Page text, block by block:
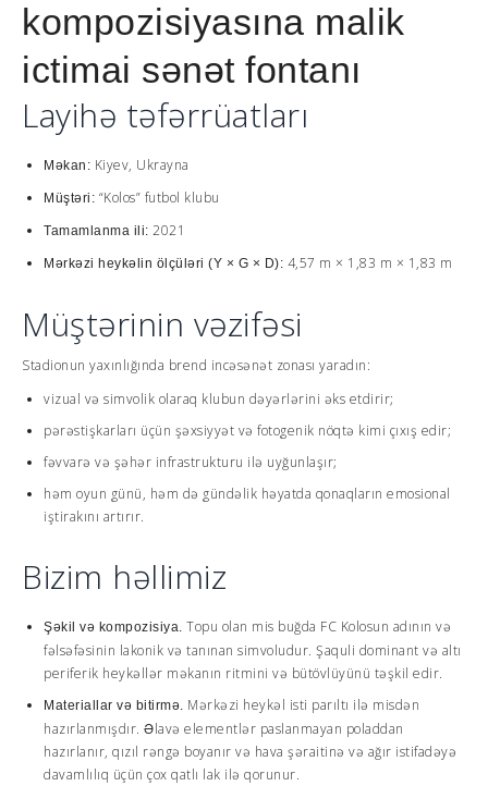
kompozisiyasına malik
ictimai sənət fontanı
Layihə təfərrüatları
Məkan: Kiyev, Ukrayna
Müştəri: “Kolos” futbol klubu
Tamamlanma ili: 2021
Mərkəzi heykəlin ölçüləri (Y × G × D): 4,57 m × 1,83 m × 1,83 m
Müştərinin vəzifəsi
Stadionun yaxınlığında brend incəsənət zonası yaradın:
vizual və simvolik olaraq klubun dəyərlərini əks etdirir;
pərəstişkarları üçün şəxsiyyət və fotogenik nöqtə kimi çıxış edir;
fəvvarə və şəhər infrastrukturu ilə uyğunlaşır;
həm oyun günü, həm də gündəlik həyatda qonaqların emosional
iştirakını artırır.
Bizim həllimiz
Şəkil və kompozisiya. Topu olan mis buğda FC Kolosun adının və
fəlsəfəsinin lakonik və tanınan simvoludur. Şaquli dominant və altı
periferik heykəllər məkanın ritmini və bütövlüyünü təşkil edir.
Materiallar və bitirmə. Mərkəzi heykəl isti parıltı ilə misdən
hazırlanmışdır. Əlavə elementlər paslanmayan poladdan
hazırlanır, qızıl rəngə boyanır və hava şəraitinə və ağır istifadəyə
davamlılıq üçün çox qatlı lak ilə qorunur.